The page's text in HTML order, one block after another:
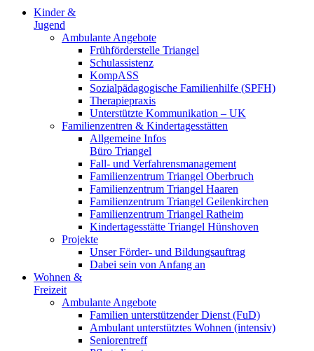
Kinder &
Jugend
Ambulante Angebote
Frühförderstelle Triangel
Schulassistenz
KompASS
Sozialpädagogische Familienhilfe (SPFH)
Therapiepraxis
Unterstützte Kommunikation – UK
Familienzentren & Kindertagesstätten
Allgemeine Infos
Büro Triangel
Fall- und Verfahrensmanagement
Familienzentrum Triangel Oberbruch
Familienzentrum Triangel Haaren
Familienzentrum Triangel Geilenkirchen
Familienzentrum Triangel Ratheim
Kindertagesstätte Triangel Hünshoven
Projekte
Unser Förder- und Bildungsauftrag
Dabei sein von Anfang an
Wohnen &
Freizeit
Ambulante Angebote
Familien unterstützender Dienst (FuD)
Ambulant unterstütztes Wohnen (intensiv)
Seniorentreff